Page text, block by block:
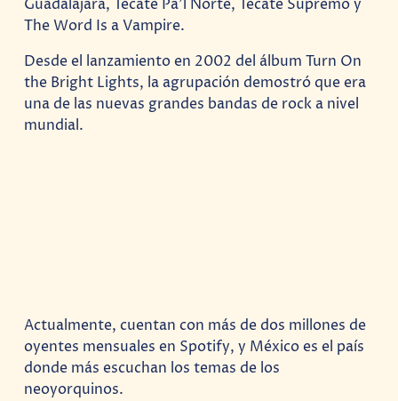
Guadalajara, Tecate Pa’l Norte, Tecate Supremo y
The Word Is a Vampire.
Desde el lanzamiento en 2002 del álbum Turn On
the Bright Lights, la agrupación demostró que era
una de las nuevas grandes bandas de rock a nivel
mundial.
Actualmente, cuentan con más de dos millones de
oyentes mensuales en Spotify, y México es el país
donde más escuchan los temas de los
neoyorquinos.